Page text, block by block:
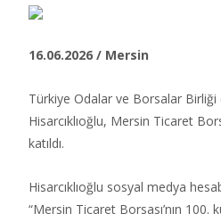
16.06.2026 / Mersin
Türkiye Odalar ve Borsalar Birliği
Hisarcıklıoğlu, Mersin Ticaret
katıldı.​
Hisarcıklıoğlu sosyal medya
“Mersin Ticaret Borsası’nın 100.